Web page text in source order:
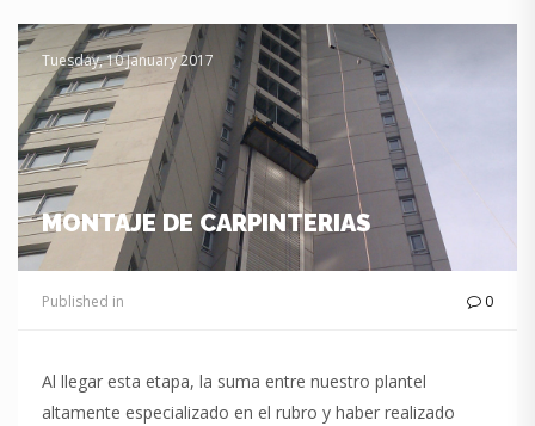
MONTAJE DE CARPINTERIAS
Tuesday, 10 January 2017
Published in 0
Al llegar esta etapa, la suma entre nuestro plantel
altamente especializado en el rubro y haber realizado